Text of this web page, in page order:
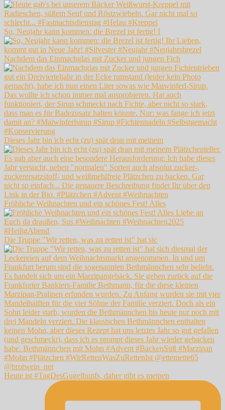
So, Neujahr kann kommen: die Brezel ist fertig! I
Nachdem das Einmachglas mit Zucker und jungen Fich
Dieses Jahr bin ich echt (zu) spät dran mit meinem
Fröhliche Weihnachten und ein schönes Fest! Alles
Die Truppe "Wir retten, was zu retten ist" hat sic
Heute ist #TagDesGugelhupfs, daher gibt es meinen